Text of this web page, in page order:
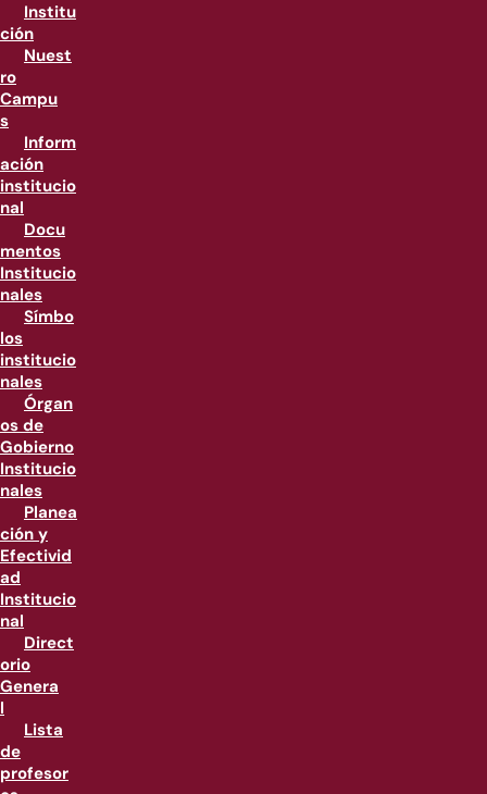
Institu
ción
Nuest
ro
Campu
s
Inform
ación
institucio
nal
Docu
mentos
Institucio
nales
Símbo
los
institucio
nales
Órgan
os de
Gobierno
Institucio
nales
Planea
ción y
Efectivid
ad
Institucio
nal
Direct
orio
Genera
l
Lista
de
profesor